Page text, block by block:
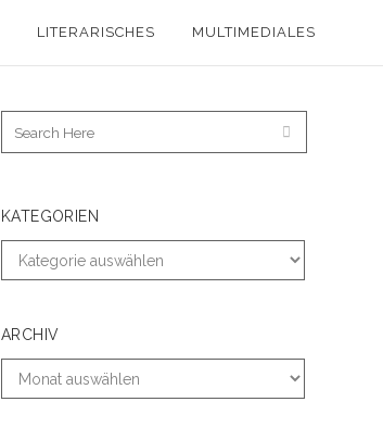
LITERARISCHES MULTIMEDIALES
KATEGORIEN
ARCHIV